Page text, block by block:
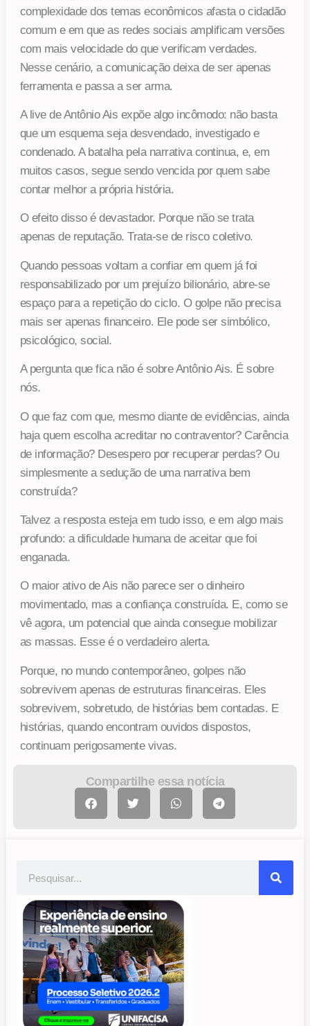
complexidade dos temas econômicos afasta o cidadão
comum e em que as redes sociais amplificam versões
com mais velocidade do que verificam verdades.
Nesse cenário, a comunicação deixa de ser apenas
ferramenta e passa a ser arma.
A live de Antônio Ais expõe algo incômodo: não basta
que um esquema seja desvendado, investigado e
condenado. A batalha pela narrativa continua, e, em
muitos casos, segue sendo vencida por quem sabe
contar melhor a própria história.
O efeito disso é devastador. Porque não se trata
apenas de reputação. Trata-se de risco coletivo.
Quando pessoas voltam a confiar em quem já foi
responsabilizado por um prejuízo bilionário, abre-se
espaço para a repetição do ciclo. O golpe não precisa
mais ser apenas financeiro. Ele pode ser simbólico,
psicológico, social.
A pergunta que fica não é sobre Antônio Ais. É sobre
nós.
O que faz com que, mesmo diante de evidências, ainda
haja quem escolha acreditar no contraventor? Carência
de informação? Desespero por recuperar perdas? Ou
simplesmente a sedução de uma narrativa bem
construída?
Talvez a resposta esteja em tudo isso, e em algo mais
profundo: a dificuldade humana de aceitar que foi
enganada.
O maior ativo de Ais não parece ser o dinheiro
movimentado, mas a confiança construída. E, como se
vê agora, um potencial que ainda consegue mobilizar
as massas. Esse é o verdadeiro alerta.
Porque, no mundo contemporâneo, golpes não
sobrevivem apenas de estruturas financeiras. Eles
sobrevivem, sobretudo, de histórias bem contadas. E
histórias, quando encontram ouvidos dispostos,
continuam perigosamente vivas.
Compartilhe essa notícia